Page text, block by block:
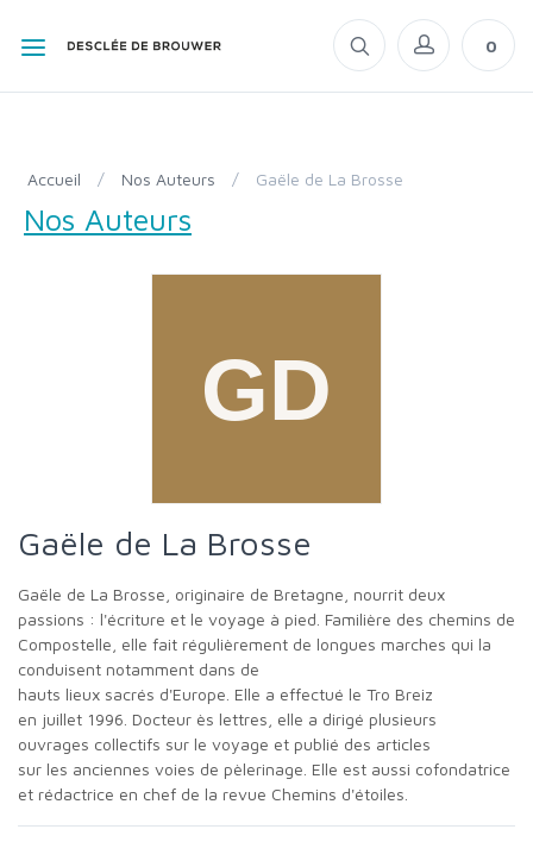
0
Accueil / Nos Auteurs / Gaële de La Brosse
Nos Auteurs
Gaële de La Brosse
Gaële de La Brosse, originaire de Bretagne, nourrit deux
passions : l'écriture et le voyage à pied. Familière des chemins de
Compostelle, elle fait régulièrement de longues marches qui la
conduisent notamment dans de
hauts lieux sacrés d'Europe. Elle a effectué le Tro Breiz
en juillet 1996. Docteur ès lettres, elle a dirigé plusieurs
ouvrages collectifs sur le voyage et publié des articles
sur les anciennes voies de pèlerinage. Elle est aussi cofondatrice
et rédactrice en chef de la revue Chemins d'étoiles.